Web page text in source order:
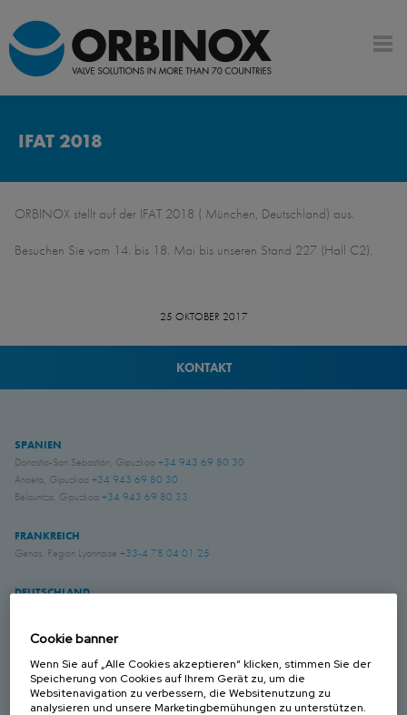
IFAT 2018
ORBINOX stellt auf der IFAT 2018 ( München, Deutschland) aus.
Besuchen Sie vom 14. bis 18. Mai bis unseren Stand 227 (Hall C2).
25 OKTOBER 2017
KONTAKT
SPANIEN
Donostia-San Sebastián, Gipuzkoa +34 943 69 80 30
Anoeta, Gipuzkoa +34 943 69 80 30
Belauntza, Gipuzkoa +34 943 69 80 33
FRANKREICH
Genas, Region Lyonnaise +33-4 78 04 01 25
DEUTSCHLAND
GROSS BRITANIEN
Chichester, West Sussex +44 (0) 1243 810240
Eastwood, Nottingham+44 (0) 115 9324046
Cookie banner
Wenn Sie auf „Alle Cookies akzeptieren“ klicken, stimmen Sie der
Speicherung von Cookies auf Ihrem Gerät zu, um die
Websitenavigation zu verbessern, die Websitenutzung zu
analysieren und unsere Marketingbemühungen zu unterstützen.